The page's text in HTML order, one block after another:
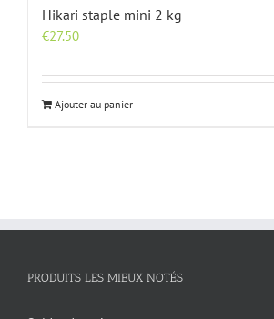
Hikari staple mini 2 kg
€27.50
Ajouter au panier
PRODUITS LES MIEUX NOTÉS